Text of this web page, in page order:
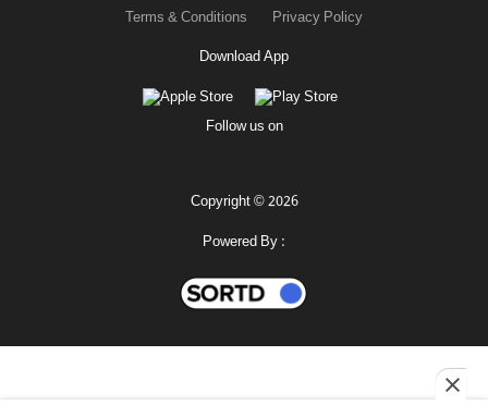
Terms & Conditions
Privacy Policy
Download App
Follow us on
Copyright © 2026
Powered By :